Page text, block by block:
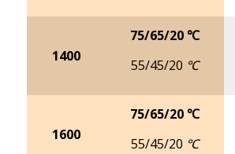
1400
75/65/20 ℃
55/45/20 ℃
1600
75/65/20 ℃
55/45/20 ℃